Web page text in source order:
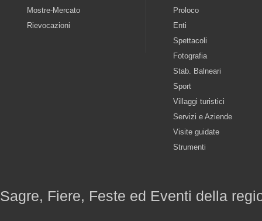
Mostre-Mercato
Rievocazioni
Proloco
Enti
Spettacoli
Fotografia
Stab. Balneari
Sport
Villaggi turistici
Servizi e Aziende
Visite guidate
Strumenti
Sagre, Fiere, Feste ed Eventi della